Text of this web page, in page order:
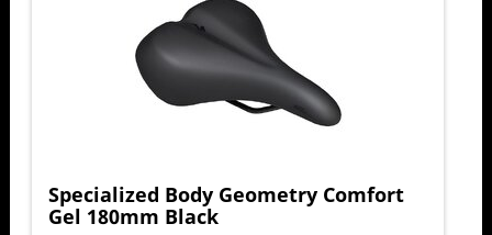
Specialized Body Geometry Comfort
Gel 180mm Black